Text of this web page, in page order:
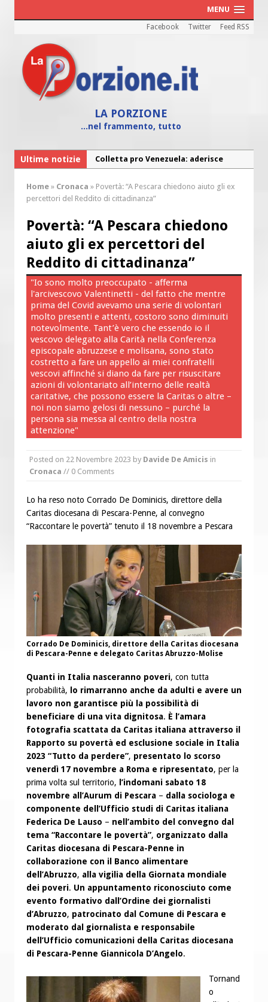
MENU
Facebook Twitter Feed RSS
LA PORZIONE
...nel frammento, tutto
Ultime notizie
Colletta pro Venezuela: aderisce
Fine vita: la Chiesa Cattolica inglese si
Torna la festa della Madonnina a
Montesilvano: “Tanta la devozione”
Torna la festa di Sant’Andrea:
“Chiediamogli di legarci al bene”
“Chiediamo al Signore di capire ciò che
è buono, giusto e santo per la nostra
vita”
Home » Cronaca » Povertà: “A Pescara chiedono aiuto gli ex
percettori del Reddito di cittadinanza”
Povertà: “A Pescara chiedono
aiuto gli ex percettori del
Reddito di cittadinanza”
"Io sono molto preoccupato - afferma
l'arcivescovo Valentinetti - del fatto che mentre
prima del Covid avevamo una serie di volontari
molto presenti e attenti, costoro sono diminuiti
notevolmente. Tant’è vero che essendo io il
vescovo delegato alla Carità nella Conferenza
episcopale abruzzese e molisana, sono stato
costretto a fare un appello ai miei confratelli
vescovi affinché si diano da fare per risuscitare
azioni di volontariato all’interno delle realtà
caritative, che possono essere la Caritas o altre –
noi non siamo gelosi di nessuno – purché la
persona sia messa al centro della nostra
attenzione"
Posted on 22 Novembre 2023 by Davide De Amicis in
Cronaca // 0 Comments
Lo ha reso noto Corrado De Dominicis, direttore della
Caritas diocesana di Pescara-Penne, al convegno
“Raccontare le povertà” tenuto il 18 novembre a Pescara
Corrado De Dominicis, direttore della Caritas diocesana
di Pescara-Penne e delegato Caritas Abruzzo-Molise
Quanti in Italia nasceranno poveri, con tutta
probabilità,
lo rimarranno anche da adulti e avere un
lavoro non garantisce più la possibilità di
beneficiare di una vita dignitosa. È l’amara
fotografia scattata da Caritas italiana attraverso il
Rapporto su povertà ed esclusione sociale in Italia
2023 “Tutto da perdere”, presentato lo scorso
venerdì 17 novembre a Roma e ripresentato, per la
prima volta sul territorio, l’indomani sabato 18
novembre all’Aurum di Pescara – dalla sociologa e
componente dell’Ufficio studi di Caritas italiana
Federica De Lauso – nell’ambito del convegno dal
tema “Raccontare le povertà”, organizzato dalla
Caritas diocesana di Pescara-Penne in
collaborazione con il Banco alimentare
dell’Abruzzo, alla vigilia della Giornata mondiale
dei poveri. Un appuntamento riconosciuto come
evento formativo dall’Ordine dei giornalisti
d’Abruzzo, patrocinato dal Comune di Pescara e
moderato dal giornalista e responsabile
dell’Ufficio comunicazioni della Caritas diocesana
di Pescara-Penne Giannicola D’Angelo.
Tornand
o